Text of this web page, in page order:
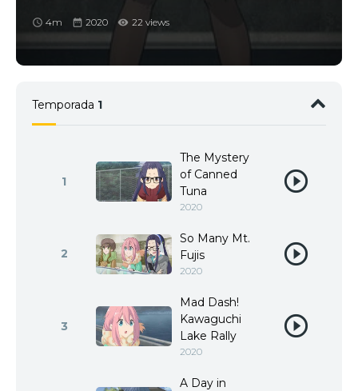
4m 2020 22 views
Temporada 1
1
The Mystery
of Canned
Tuna
2020
2
So Many Mt.
Fujis
2020
3
Mad Dash!
Kawaguchi
Lake Rally
2020
A Day in